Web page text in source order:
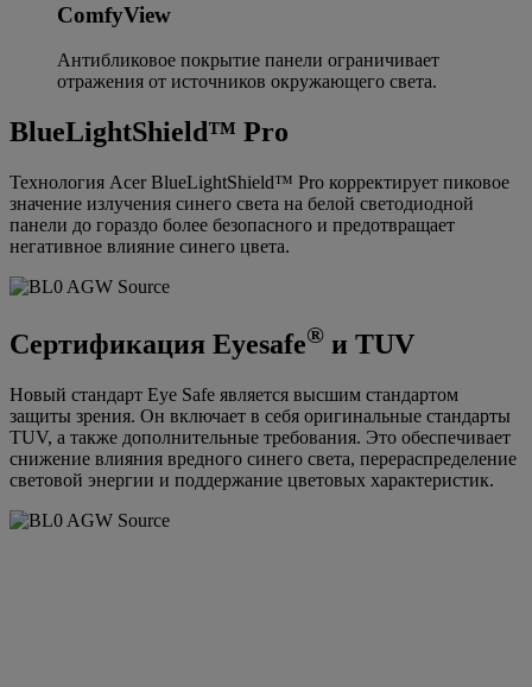
ComfyView
Антибликовое покрытие панели ограничивает
отражения от источников окружающего света.
BlueLightShield™ Pro
Технология Acer BlueLightShield™ Pro корректирует пиковое
значение излучения синего света на белой светодиодной
панели до гораздо более безопасного и предотвращает
негативное влияние синего цвета.
Сертификация Eyesafe® и TUV
Новый стандарт Eye Safe является высшим стандартом
защиты зрения. Он включает в себя оригинальные стандарты
TUV, а также дополнительные требования. Это обеспечивает
снижение влияния вредного синего света, перераспределение
световой энергии и поддержание цветовых характеристик.